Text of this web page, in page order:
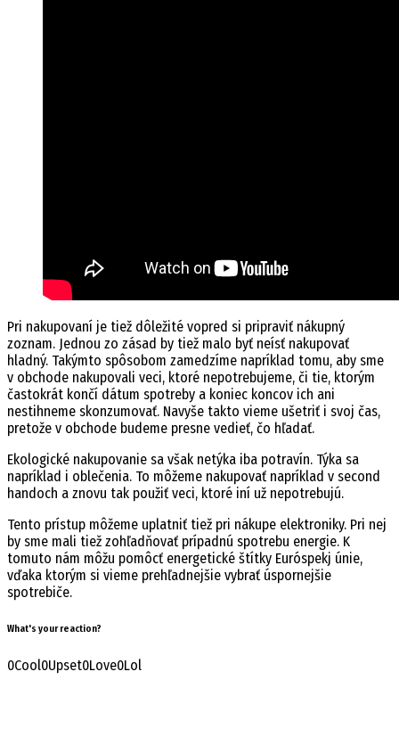
Pri nakupovaní je tiež dôležité vopred si pripraviť nákupný
zoznam. Jednou zo zásad by tiež malo byť neísť nakupovať
hladný. Takýmto spôsobom zamedzíme napríklad tomu, aby sme
v obchode nakupovali veci, ktoré nepotrebujeme, či tie, ktorým
častokrát končí dátum spotreby a koniec koncov ich ani
nestihneme skonzumovať. Navyše takto vieme ušetriť i svoj čas,
pretože v obchode budeme presne vedieť, čo hľadať.
Ekologické nakupovanie sa však netýka iba potravín. Týka sa
napríklad i oblečenia. To môžeme nakupovať napríklad v second
handoch a znovu tak použiť veci, ktoré iní už nepotrebujú.
Tento prístup môžeme uplatniť tiež pri nákupe elektroniky. Pri nej
by sme mali tiež zohľadňovať prípadnú spotrebu energie. K
tomuto nám môžu pomôcť energetické štítky Euróspekj únie,
vďaka ktorým si vieme prehľadnejšie vybrať úspornejšie
spotrebiče.
What's your reaction?
0Cool0Upset0Love0Lol